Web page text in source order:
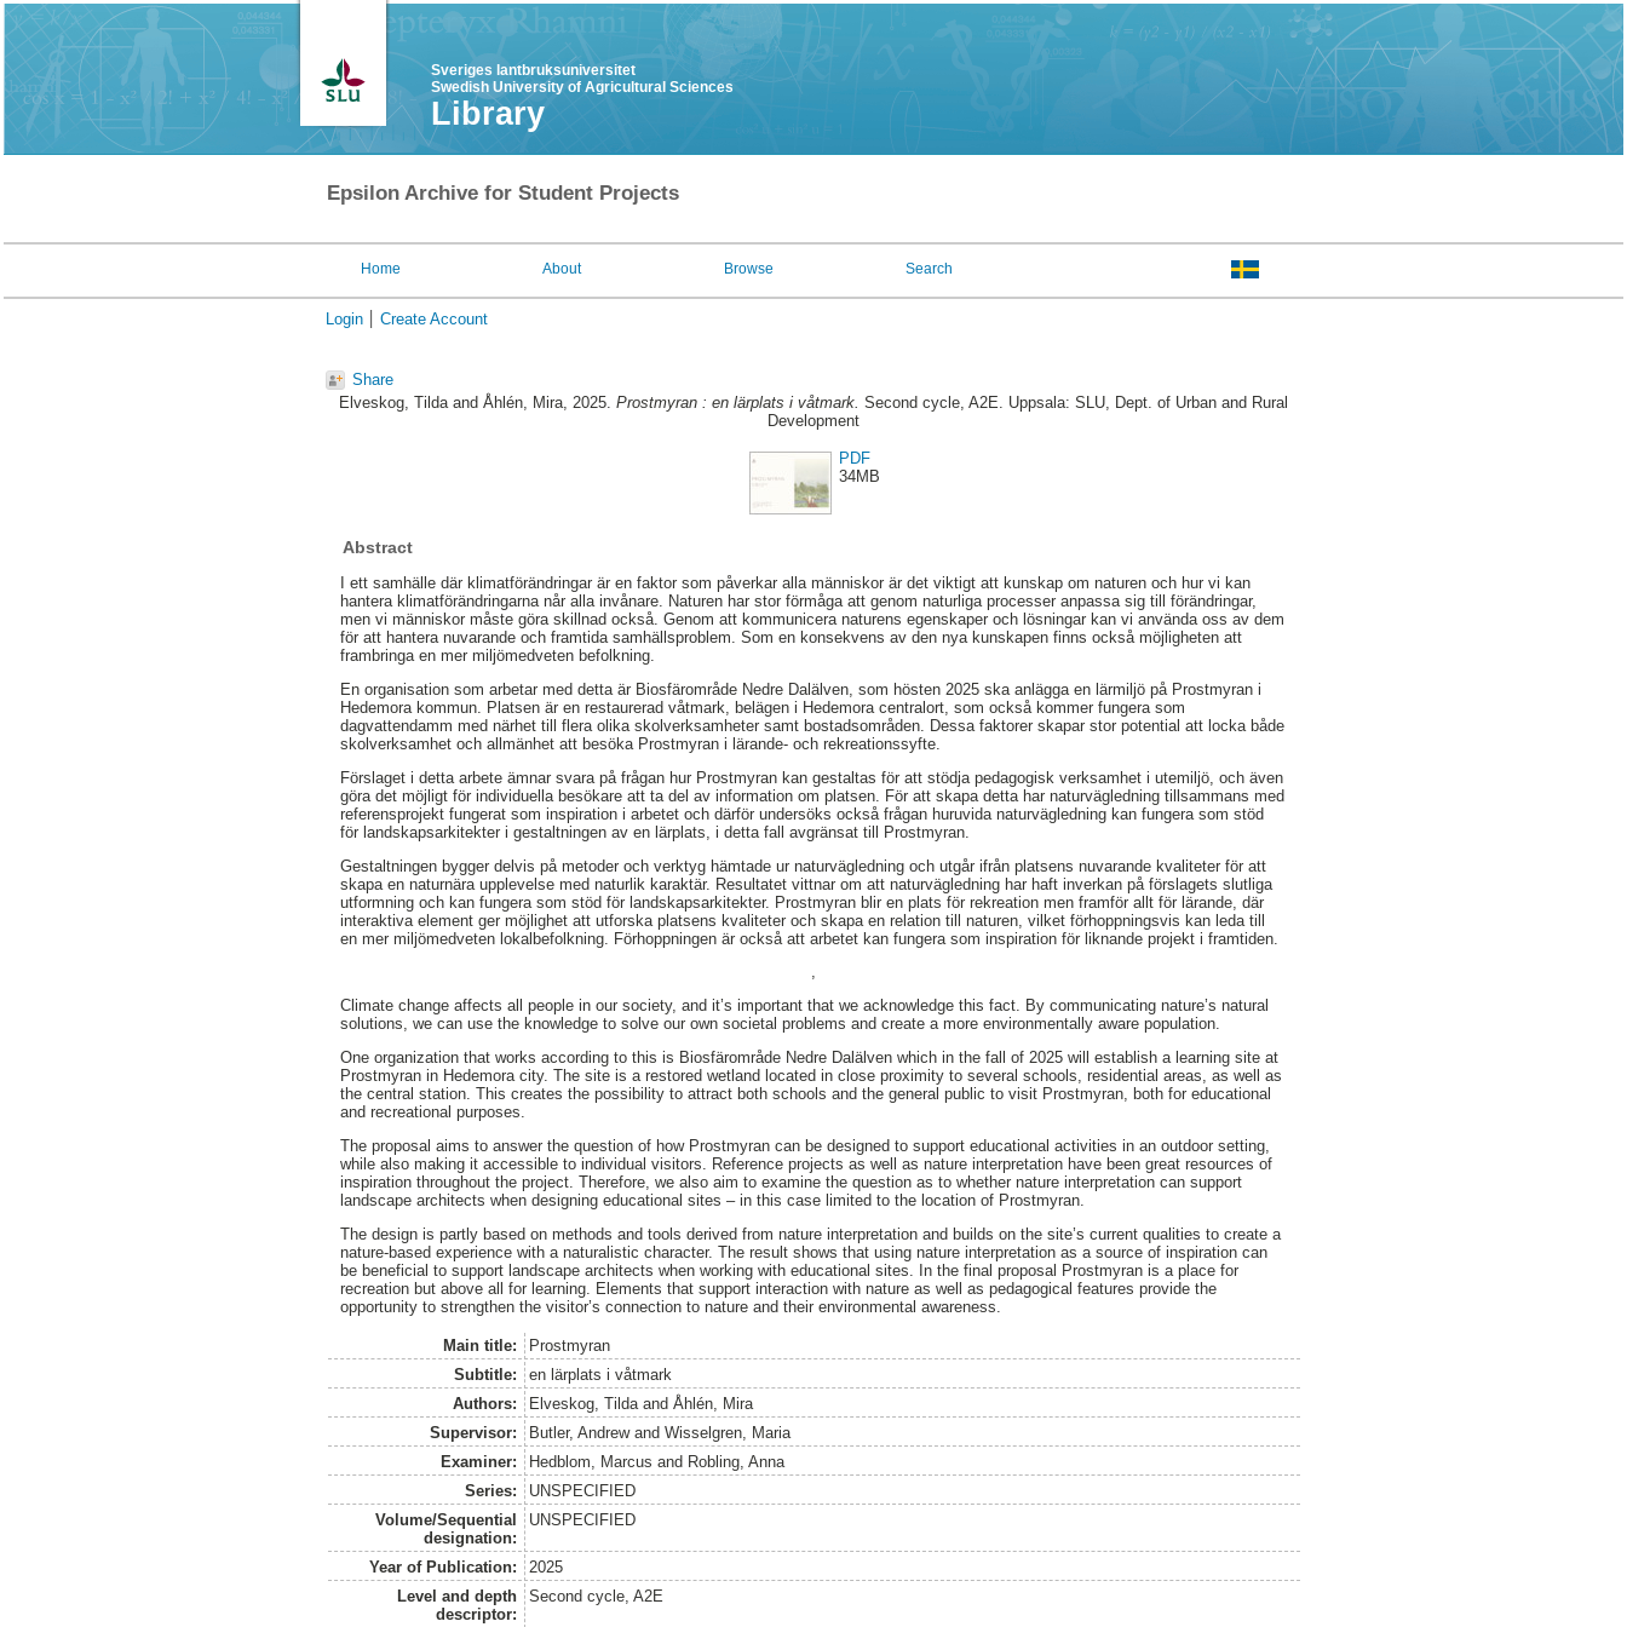
Sveriges lantbruksuniversitet
Swedish University of Agricultural Sciences
Library
Epsilon Archive for Student Projects
Home About Browse Search
Login Create Account
Share
Elveskog, Tildaand Åhlén, Mira, 2025. Prostmyran : en lärplats i våtmark. Second cycle, A2E. Uppsala: SLU, Dept. of Urban and Rural
Development
PDF
34MB
Abstract
I ett samhälle där klimatförändringar är en faktor som påverkar alla människor är det viktigt att kunskap om naturen och hur vi kan
hantera klimatförändringarna når alla invånare. Naturen har stor förmåga att genom naturliga processer anpassa sig till förändringar,
men vi människor måste göra skillnad också. Genom att kommunicera naturens egenskaper och lösningar kan vi använda oss av dem
för att hantera nuvarande och framtida samhällsproblem. Som en konsekvens av den nya kunskapen finns också möjligheten att
frambringa en mer miljömedveten befolkning.
En organisation som arbetar med detta är Biosfärområde Nedre Dalälven, som hösten 2025 ska anlägga en lärmiljö på Prostmyran i
Hedemora kommun. Platsen är en restaurerad våtmark, belägen i Hedemora centralort, som också kommer fungera som
dagvattendamm med närhet till flera olika skolverksamheter samt bostadsområden. Dessa faktorer skapar stor potential att locka både
skolverksamhet och allmänhet att besöka Prostmyran i lärande- och rekreationssyfte.
Förslaget i detta arbete ämnar svara på frågan hur Prostmyran kan gestaltas för att stödja pedagogisk verksamhet i utemiljö, och även
göra det möjligt för individuella besökare att ta del av information om platsen. För att skapa detta har naturvägledning tillsammans med
referensprojekt fungerat som inspiration i arbetet och därför undersöks också frågan huruvida naturvägledning kan fungera som stöd
för landskapsarkitekter i gestaltningen av en lärplats, i detta fall avgränsat till Prostmyran.
Gestaltningen bygger delvis på metoder och verktyg hämtade ur naturvägledning och utgår ifrån platsens nuvarande kvaliteter för att
skapa en naturnära upplevelse med naturlik karaktär. Resultatet vittnar om att naturvägledning har haft inverkan på förslagets slutliga
utformning och kan fungera som stöd för landskapsarkitekter. Prostmyran blir en plats för rekreation men framför allt för lärande, där
interaktiva element ger möjlighet att utforska platsens kvaliteter och skapa en relation till naturen, vilket förhoppningsvis kan leda till
en mer miljömedveten lokalbefolkning. Förhoppningen är också att arbetet kan fungera som inspiration för liknande projekt i framtiden.
,
Climate change affects all people in our society, and it’s important that we acknowledge this fact. By communicating nature’s natural
solutions, we can use the knowledge to solve our own societal problems and create a more environmentally aware population.
One organization that works according to this is Biosfärområde Nedre Dalälven which in the fall of 2025 will establish a learning site at
Prostmyran in Hedemora city. The site is a restored wetland located in close proximity to several schools, residential areas, as well as
the central station. This creates the possibility to attract both schools and the general public to visit Prostmyran, both for educational
and recreational purposes.
The proposal aims to answer the question of how Prostmyran can be designed to support educational activities in an outdoor setting,
while also making it accessible to individual visitors. Reference projects as well as nature interpretation have been great resources of
inspiration throughout the project. Therefore, we also aim to examine the question as to whether nature interpretation can support
landscape architects when designing educational sites – in this case limited to the location of Prostmyran.
The design is partly based on methods and tools derived from nature interpretation and builds on the site’s current qualities to create a
nature-based experience with a naturalistic character. The result shows that using nature interpretation as a source of inspiration can
be beneficial to support landscape architects when working with educational sites. In the final proposal Prostmyran is a place for
recreation but above all for learning. Elements that support interaction with nature as well as pedagogical features provide the
opportunity to strengthen the visitor’s connection to nature and their environmental awareness.
Main title:
Prostmyran
Subtitle:
en lärplats i våtmark
Authors:
Elveskog, Tildaand Åhlén, Mira
Supervisor:
Butler, Andrewand Wisselgren, Maria
Examiner:
Hedblom, Marcus and Robling, Anna
Series:
UNSPECIFIED
Volume/Sequential
designation:
UNSPECIFIED
Year of Publication:
2025
Level and depth
descriptor:
Second cycle, A2E